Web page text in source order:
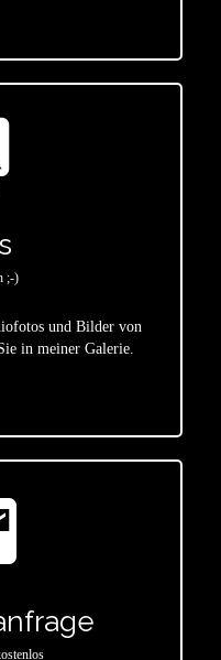
;-)
und Bilder von
in meiner Galerie.